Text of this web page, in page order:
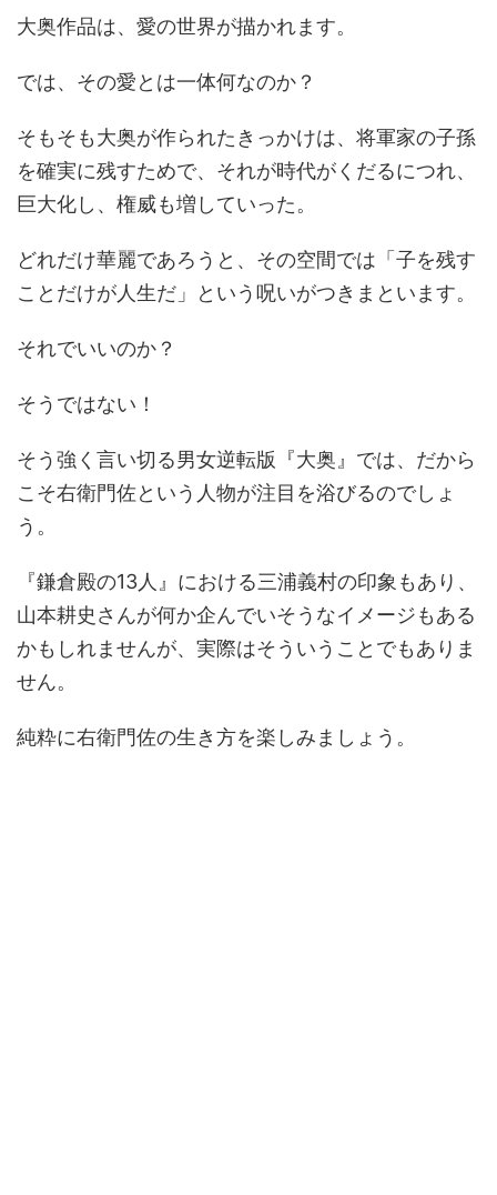
大奥作品は、愛の世界が描かれます。
では、その愛とは一体何なのか？
そもそも大奥が作られたきっかけは、将軍家の子孫
を確実に残すためで、それが時代がくだるにつれ、
巨大化し、権威も増していった。
どれだけ華麗であろうと、その空間では「子を残す
ことだけが人生だ」という呪いがつきまといます。
それでいいのか？
そうではない！
そう強く言い切る男女逆転版『大奥』では、だから
こそ右衛門佐という人物が注目を浴びるのでしょ
う。
『鎌倉殿の13人』における三浦義村の印象もあり、
山本耕史さんが何か企んでいそうなイメージもある
かもしれませんが、実際はそういうことでもありま
せん。
純粋に右衛門佐の生き方を楽しみましょう。